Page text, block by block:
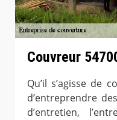
Couvreur
Qu’il s’agisse de
d’entreprendre
d’entretien,